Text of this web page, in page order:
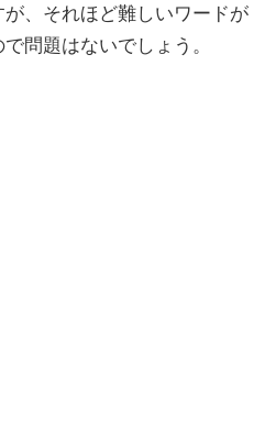
、それほど難しいワードが
問題はないでしょう。